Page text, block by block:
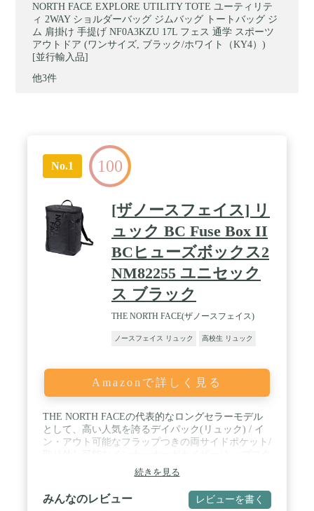
NORTH FACE EXPLORE UTILITY TOTE ユーティリテ
ィ 2WAY ショルダーバッグ ジムバッグ トートバッグ ジ
ム 肩掛け 手提げ NF0A3KZU 17L フェス 通学 スポーツ
アウトドア (ワンサイズ, ブラック/ホワイト（KY4）)
[並行輸入品]
他3件
No.1 100
[ザノースフェイス] リ
ュック BC Fuse Box II
BCヒューズボックス2
NM82255 ユニセック
ス ブラック
THE NORTH FACE(ザノースフェイス)
ノースフェイス リュック 高校生 リュック
Amazonで詳しく見る
THE NORTH FACEの代表的なロングセラーモデル
として、高い人気を誇るデイパック(リュック) / イ
ン・アウト可能なフラップつきの両サイドポケット/
ビライザー/背負い易くなったショルダーハーネス/
チェストストラップつきのショルダーハーネス/上部
の水平ファスナーで開閉/フリースライニングのパッ
ドつきPCスリーブ/ファスナーつきの縦型フロント
続きを見る
みんなのレビュー レビューを書く